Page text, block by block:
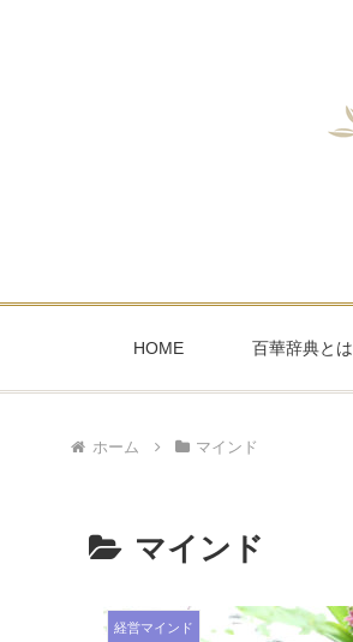
HOME 百華辞典とは
ホーム マインド
マインド
経営マインド